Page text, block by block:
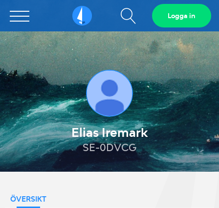
Sailarena Visa
sökfält
Logga in
Elias Iremark
SE-0DVCG
ÖVERSIKT